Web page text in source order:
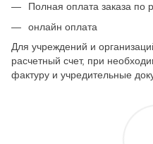
Полная оплата заказа по
онлайн оплата
Для учреждений и
расчетный счет, при
фактуру и учредительные